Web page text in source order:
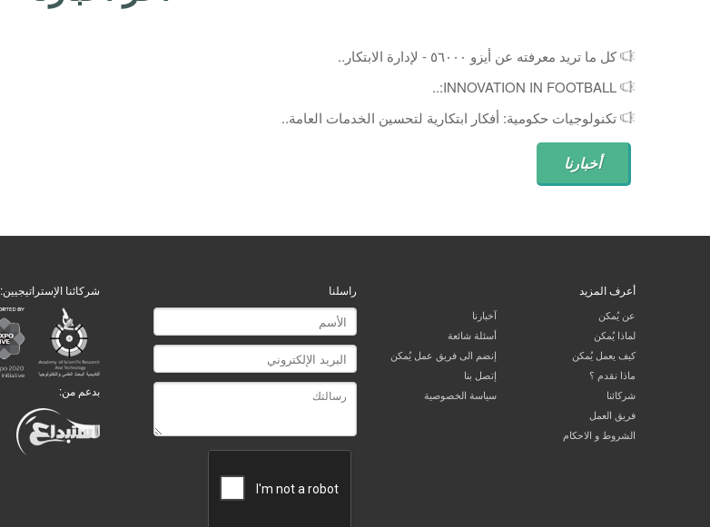
كل ما تريد معرفته عن أيزو ٥٦٠٠٠ - لإدارة الابتكار..
INNOVATION IN FOOTBALL:..
تكنولوجيات حكومية: أفكار ابتكارية لتحسين الخدمات العامة..
أخبارنا
أعرف المزيد
عن يُمكن
لماذا يُمكن
كيف يعمل يُمكن
ماذا نقدم ؟
شركائنا
فريق العمل
الشروط و الاحكام
آخبارنا
أسئلة شائعة
إنضم الى فريق عمل يُمكن
إتصل بنا
سياسة الخصوصية
راسلنا شركائنا الإستراتيجيين:
بدعم من: